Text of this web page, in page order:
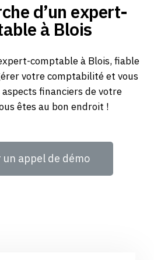
d’un expert-
à Blois
comptable à Blois, fiable
votre comptabilité et vous
financiers de votre
êtes au bon endroit !
un appel de démo